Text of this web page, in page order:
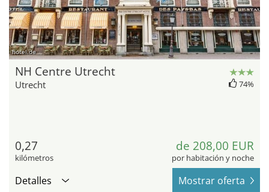
hotel.de
NH Centre Utrecht
Utrecht 74%
0,27
kilómetros
de 208,00 EUR
por habitación y noche
Detalles Mostrar oferta